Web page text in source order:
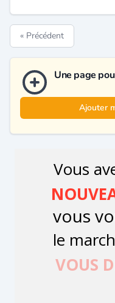
« Précédent
Une page
Ajouter